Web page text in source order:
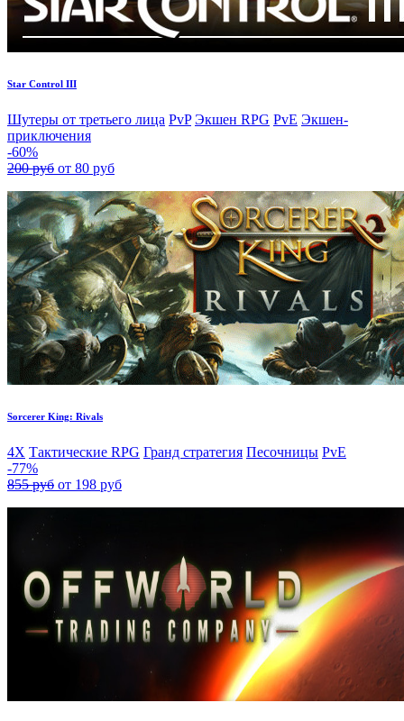
Star Control III
Шутеры от третьего лица PvP Экшен RPG PvE Экшен-
приключения
-60%
200 руб от 80 руб
Sorcerer King: Rivals
4X Тактические RPG Гранд стратегия Песочницы PvE
-77%
855 руб от 198 руб